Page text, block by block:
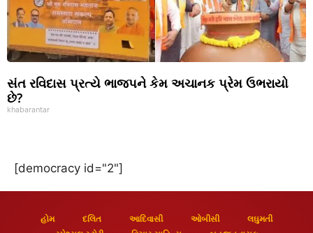
સંત રવિદાસ પ્રત્યે ભાજપને કેમ અચાનક પ્રેમ ઉભરાયો
છે?
khabarantar
[democracy id="2"]
હોમ દલિત આદિવાસી ઓબીસી
લઘુમતી